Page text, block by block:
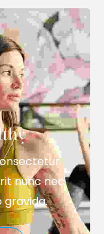
nunc nec
gravida.